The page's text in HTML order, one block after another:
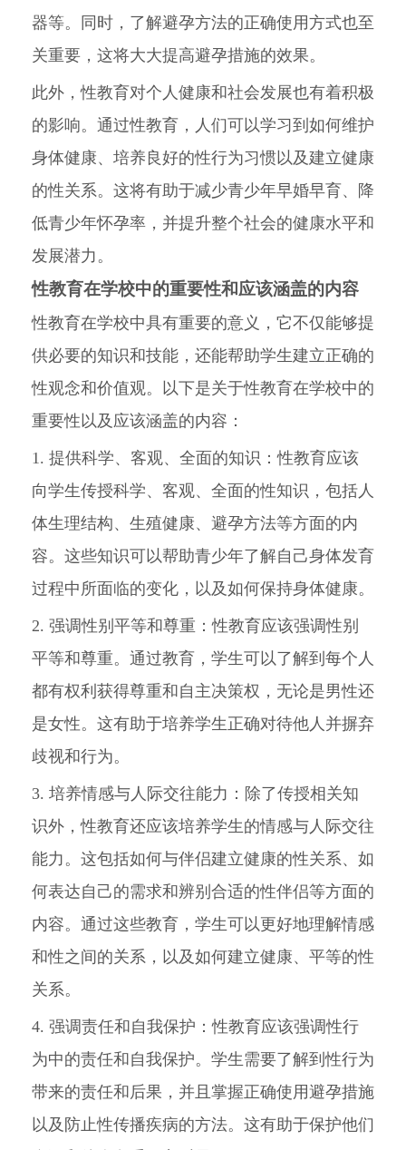
器等。同时，了解避孕方法的正确使用方式也至
关重要，这将大大提高避孕措施的效果。
此外，性教育对个人健康和社会发展也有着积极
的影响。通过性教育，人们可以学习到如何维护
身体健康、培养良好的性行为习惯以及建立健康
的性关系。这将有助于减少青少年早婚早育、降
低青少年怀孕率，并提升整个社会的健康水平和
发展潜力。
性教育在学校中的重要性和应该涵盖的内容
性教育在学校中具有重要的意义，它不仅能够提
供必要的知识和技能，还能帮助学生建立正确的
性观念和价值观。以下是关于性教育在学校中的
重要性以及应该涵盖的内容：
1. 提供科学、客观、全面的知识：性教育应该
向学生传授科学、客观、全面的性知识，包括人
体生理结构、生殖健康、避孕方法等方面的内
容。这些知识可以帮助青少年了解自己身体发育
过程中所面临的变化，以及如何保持身体健康。
2. 强调性别平等和尊重：性教育应该强调性别
平等和尊重。通过教育，学生可以了解到每个人
都有权利获得尊重和自主决策权，无论是男性还
是女性。这有助于培养学生正确对待他人并摒弃
歧视和行为。
3. 培养情感与人际交往能力：除了传授相关知
识外，性教育还应该培养学生的情感与人际交往
能力。这包括如何与伴侣建立健康的性关系、如
何表达自己的需求和辨别合适的性伴侣等方面的
内容。通过这些教育，学生可以更好地理解情感
和性之间的关系，以及如何建立健康、平等的性
关系。
4. 强调责任和自我保护：性教育应该强调性行
为中的责任和自我保护。学生需要了解到性行为
带来的责任和后果，并且掌握正确使用避孕措施
以及防止性传播疾病的方法。这有助于保护他们